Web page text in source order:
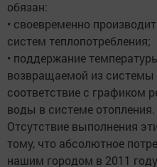
обязан:
• своевременно
систем теплопотребления;
• поддержание
возвращаемой из системы
соответствие с графиком
воды в системе отопления.
Отсутствие выполнения
тому, что абсолютное
нашим городом в 2011